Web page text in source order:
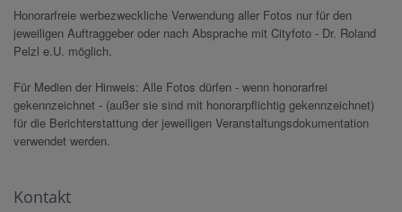
Honorarfreie werbezweckliche Verwendung aller Fotos nur für den
jeweiligen Auftraggeber oder nach Absprache mit Cityfoto - Dr. Roland
Pelzl e.U. möglich.
Für Medien der Hinweis: Alle Fotos dürfen - wenn honorarfrei
gekennzeichnet - (außer sie sind mit honorarpflichtig gekennzeichnet)
für die Berichterstattung der jeweiligen Veranstaltungsdokumentation
verwendet werden.
Kontakt